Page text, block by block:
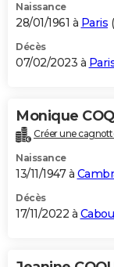
Naissance
28/01/1961 à Paris (
Décès
07/02/2023 à
Monique
Créer une
Naissance
13/11/1947 à
Décès
17/11/2022 à